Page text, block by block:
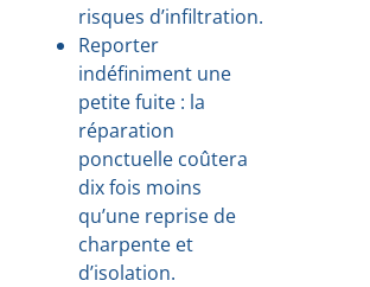
risques d’infiltration.
Reporter
indéfiniment une
petite fuite : la
réparation
ponctuelle coûtera
dix fois moins
qu’une reprise de
charpente et
d’isolation.